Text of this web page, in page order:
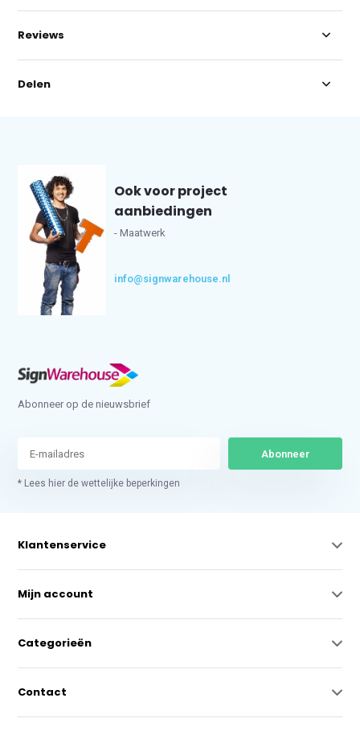
Reviews
Delen
Ook voor project
aanbiedingen
- Maatwerk
info@signwarehouse.nl
Abonneer op de nieuwsbrief
Abonneer
* Lees hier de wettelijke beperkingen
Klantenservice
Mijn account
Categorieën
Contact